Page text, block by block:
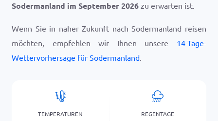
Sodermanland im September 2026 zu erwarten ist.
Wenn Sie in naher Zukunft nach Sodermanland reisen
möchten, empfehlen wir Ihnen unsere 14-Tage-
Wettervorhersage für Sodermanland.
TEMPERATUREN REGENTAGE